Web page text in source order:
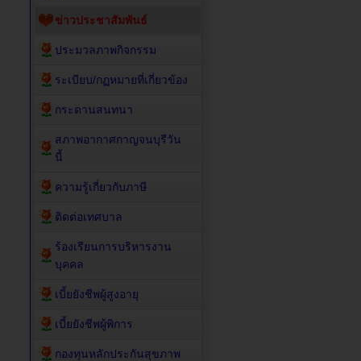
ข่าวประชาสัมพันธ์
ประมวลภาพกิจกรรม
ระเบียบ/กฏหมายที่เกี่ยวข้อง
กระดานสนทนา
สภาพอากาศกาญจนบุรีวัน
นี้
ความรู้เกี่ยวกับภาษี
ติดต่อเทศบาล
ร้องเรียนการบริหารงาน
บุคคล
เบี้ยยังชีพผู้สูงอายุ
เบี้ยยังชีพผู้พิการ
กองทุนหลักประกันสุขภาพ